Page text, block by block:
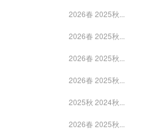
2026春 2025秋...
2026春 2025秋...
2026春 2025秋...
2026春 2025秋...
2025秋 2024秋...
2026春 2025秋...